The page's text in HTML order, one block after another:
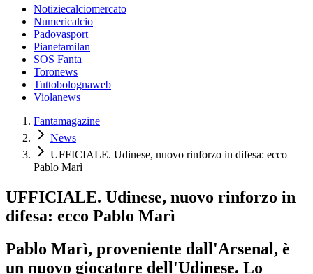
Notiziecalciomercato
Numericalcio
Padovasport
Pianetamilan
SOS Fanta
Toronews
Tuttobolognaweb
Violanews
Fantamagazine
News
UFFICIALE. Udinese, nuovo rinforzo in difesa: ecco
Pablo Marì
UFFICIALE. Udinese, nuovo rinforzo in
difesa: ecco Pablo Marì
Pablo Marì, proveniente dall'Arsenal, è
un nuovo giocatore dell'Udinese. Lo